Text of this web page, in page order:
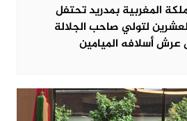
المغربية بمدريد تحتفل
لتولي صاحب الجلالة
أسلافه الميامين